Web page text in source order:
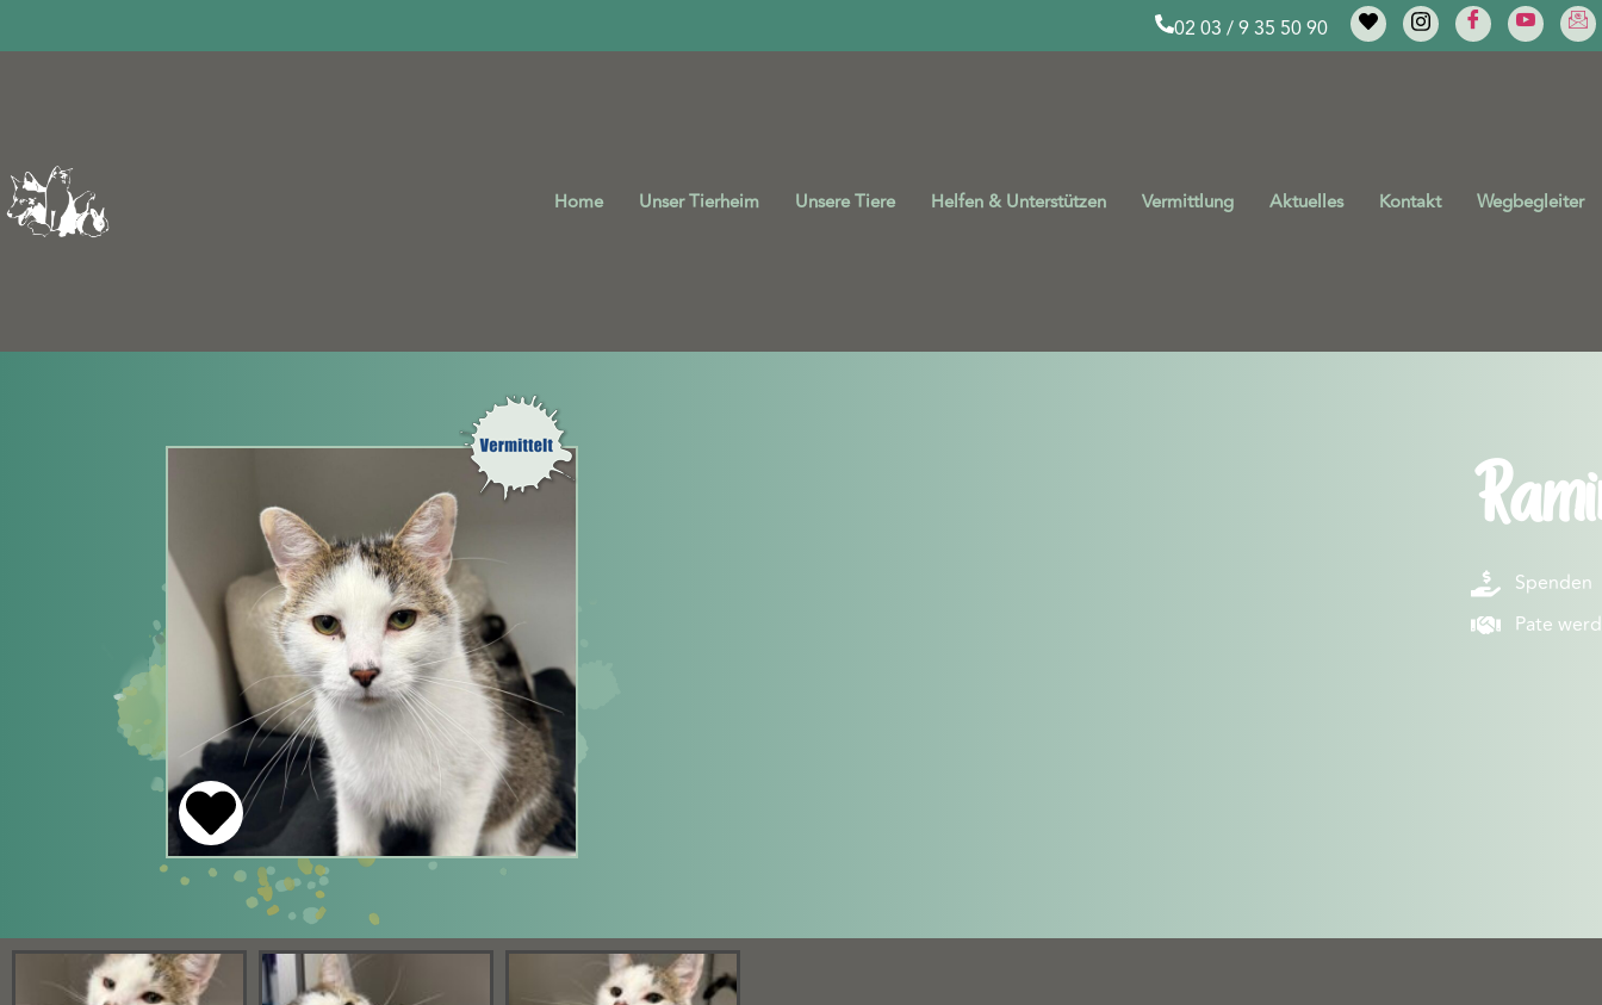
02 03 / 9 35 50 90
Home Unser Tierheim Unsere Tiere Helfen & Unterstützen Vermittlung Aktuelles Kontakt Wegbegleiter
Spenden
Pate